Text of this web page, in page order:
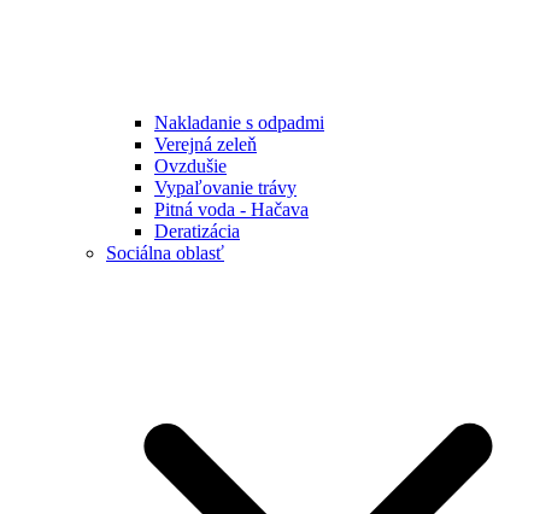
Nakladanie s odpadmi
Verejná zeleň
Ovzdušie
Vypaľovanie trávy
Pitná voda - Hačava
Deratizácia
Sociálna oblasť